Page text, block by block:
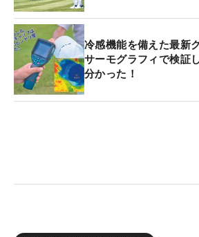
冷感機能を備えた最新
サーモグラフィで検証
分かった！